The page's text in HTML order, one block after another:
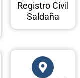
Registro Civil
Saldaña